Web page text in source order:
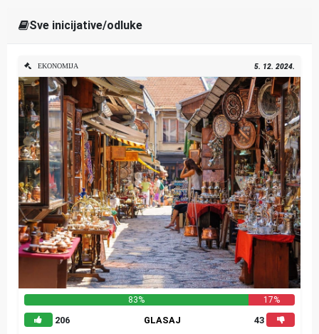
Sve inicijative/odluke
EKONOMIJA 5. 12. 2024.
83% 17%
206 GLASAJ 43